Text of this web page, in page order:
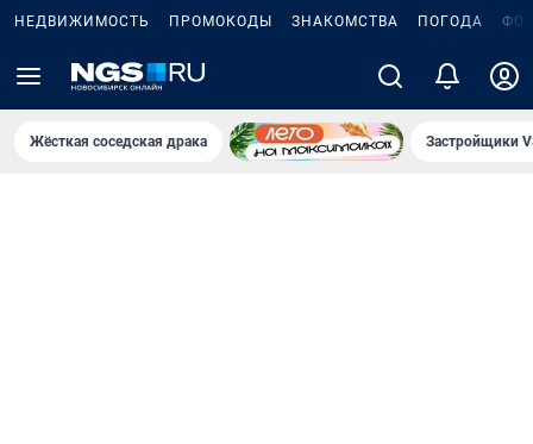
НЕДВИЖИМОСТЬ ПРОМОКОДЫ ЗНАКОМСТВА ПОГОДА
Жёсткая соседская драка Застройщики